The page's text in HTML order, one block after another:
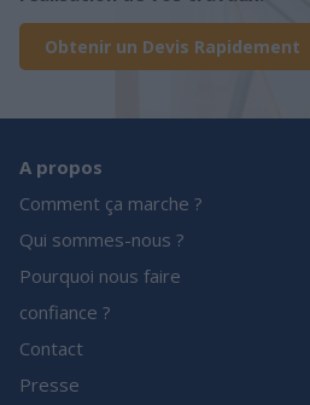
Obtenir un Devis Rapidement
A propos
Comment ça marche ?
Qui sommes-nous ?
Pourquoi nous faire
confiance ?
Contact
Presse